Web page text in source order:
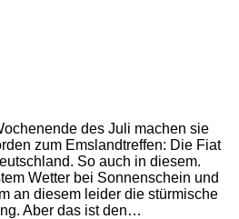
des Juli machen sie
zum Emslandtreffen: Die Fiat
So auch in diesem.
Wetter bei Sonnenschein und
an diesem leider die stürmische
Aber das ist den…